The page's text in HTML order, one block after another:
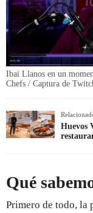
Ibai Llanos en un
Chefs / Captura de
Huevos
Qué
Primero de todo, la